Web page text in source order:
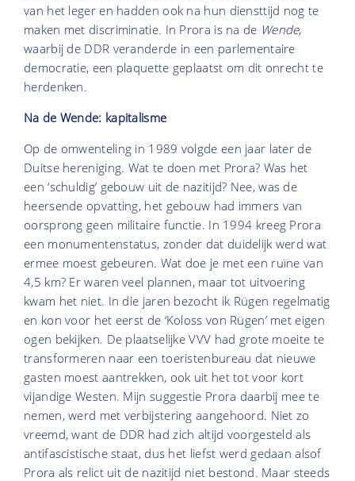
van het leger en hadden ook na hun diensttijd nog te
maken met discriminatie. In Prora is na de Wende,
waarbij de DDR veranderde in een parlementaire
democratie, een plaquette geplaatst om dit onrecht te
herdenken.
Na de Wende: kapitalisme
Op de omwenteling in 1989 volgde een jaar later de
Duitse hereniging. Wat te doen met Prora? Was het
een ‘schuldig’ gebouw uit de nazitijd? Nee, was de
heersende opvatting, het gebouw had immers van
oorsprong geen militaire functie. In 1994 kreeg Prora
een monumentenstatus, zonder dat duidelijk werd wat
ermee moest gebeuren. Wat doe je met een ruïne van
4,5 km? Er waren veel plannen, maar tot uitvoering
kwam het niet. In die jaren bezocht ik Rügen regelmatig
en kon voor het eerst de ‘Koloss von Rügen’ met eigen
ogen bekijken. De plaatselijke VVV had grote moeite te
transformeren naar een toeristenbureau dat nieuwe
gasten moest aantrekken, ook uit het tot voor kort
vijandige Westen. Mijn suggestie Prora daarbij mee te
nemen, werd met verbijstering aangehoord. Niet zo
vreemd, want de DDR had zich altijd voorgesteld als
antifascistische staat, dus het liefst werd gedaan alsof
Prora als relict uit de nazitijd niet bestond. Maar steeds